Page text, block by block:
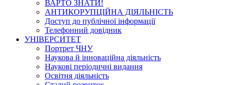
ВАРТО ЗНАТИ!
АНТИКОРУПЦІЙНА ДІЯЛЬНІСТЬ
Доступ до публічної інформації
Телефонний довідник
УНІВЕРСИТЕТ
Портрет ЧНУ
Наукова й інноваційна діяльність
Наукові періодичні видання
Освітня діяльність